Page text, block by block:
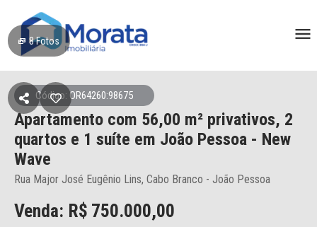
8Fotos
Código: OR64260:98675
Apartamento com 56,00 m² privativos, 2
quartos e 1 suíte em João Pessoa - New
Wave
Rua Major José Eugênio Lins, Cabo Branco - João Pessoa
Venda: R$ 750.000,00